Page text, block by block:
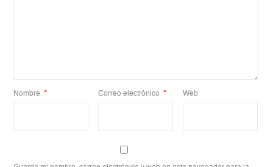
Nombre * Correo electrónico * Web